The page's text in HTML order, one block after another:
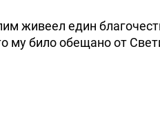
живеел един
му било обещано от